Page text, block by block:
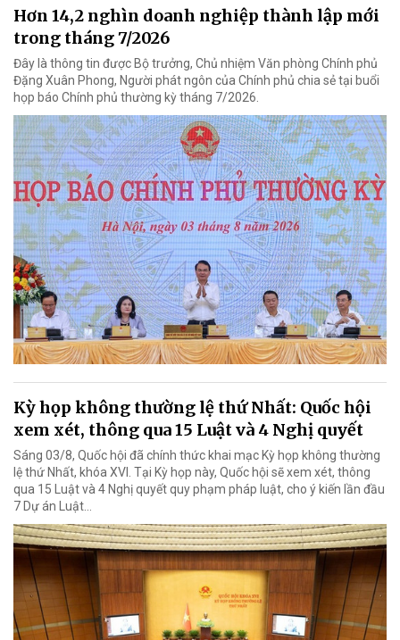
Hơn 14,2 nghìn doanh nghiệp thành lập mới
trong tháng 7/2026
Đây là thông tin được Bộ trưởng, Chủ nhiệm Văn phòng Chính phủ
Đặng Xuân Phong, Người phát ngôn của Chính phủ chia sẻ tại buổi
họp báo Chính phủ thường kỳ tháng 7/2026.
Kỳ họp không thường lệ thứ Nhất: Quốc hội
xem xét, thông qua 15 Luật và 4 Nghị quyết
Sáng 03/8, Quốc hội đã chính thức khai mạc Kỳ họp không thường
lệ thứ Nhất, khóa XVI. Tại Kỳ họp này, Quốc hội sẽ xem xét, thông
qua 15 Luật và 4 Nghị quyết quy phạm pháp luật, cho ý kiến lần đầu
7 Dự án Luật…